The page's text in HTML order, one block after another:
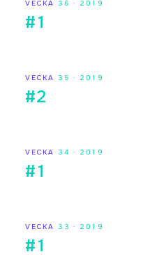
VECKA 36 · 2019
#1
VECKA 35 · 2019
#2
VECKA 34 · 2019
#1
VECKA 33 · 2019
#1